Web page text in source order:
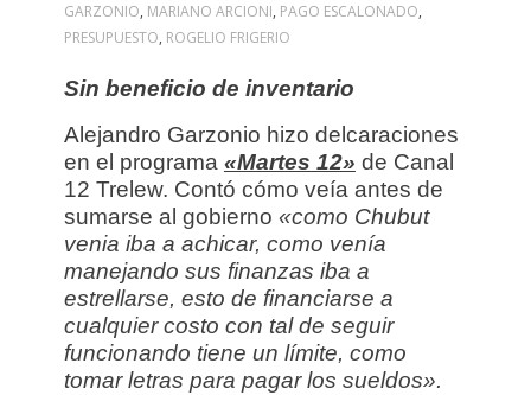
GARZONIO, MARIANO ARCIONI, PAGO ESCALONADO,
PRESUPUESTO, ROGELIO FRIGERIO
Sin beneficio de inventario
Alejandro Garzonio hizo delcaraciones
en el programa «Martes 12» de Canal
12 Trelew. Contó cómo veía antes de
sumarse al gobierno «como Chubut
venia iba a achicar, como venía
manejando sus finanzas iba a
estrellarse, esto de financiarse a
cualquier costo con tal de seguir
funcionando tiene un límite, como
tomar letras para pagar los sueldos».